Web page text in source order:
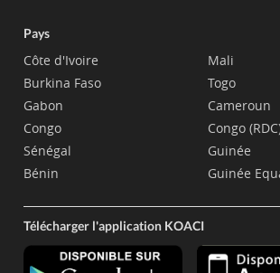
Pays
Côte d'Ivoire
Burkina Faso
Gabon
Congo
Sénégal
Bénin
Mali
Togo
Cameroun
Congo
Guinée
Guinée
Télécharger l'application KOACI